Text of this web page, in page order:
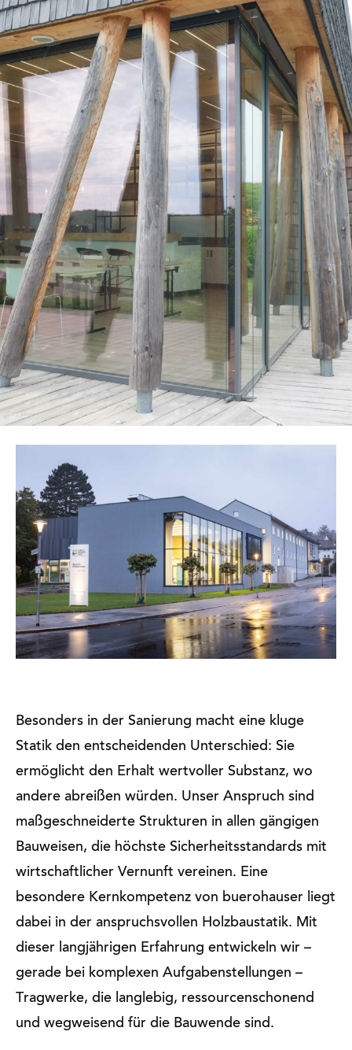
Besonders in der Sanierung macht eine kluge
Statik den entscheidenden Unterschied: Sie
ermöglicht den Erhalt wertvoller Substanz, wo
andere abreißen würden. Unser Anspruch sind
maßgeschneiderte Strukturen in allen gängigen
Bauweisen, die höchste Sicherheitsstandards mit
wirtschaftlicher Vernunft vereinen. Eine
besondere Kernkompetenz von buerohauser liegt
dabei in der anspruchsvollen Holzbaustatik. Mit
dieser langjährigen Erfahrung entwickeln wir –
gerade bei komplexen Aufgabenstellungen –
Tragwerke, die langlebig, ressourcenschonend
und wegweisend für die Bauwende sind.